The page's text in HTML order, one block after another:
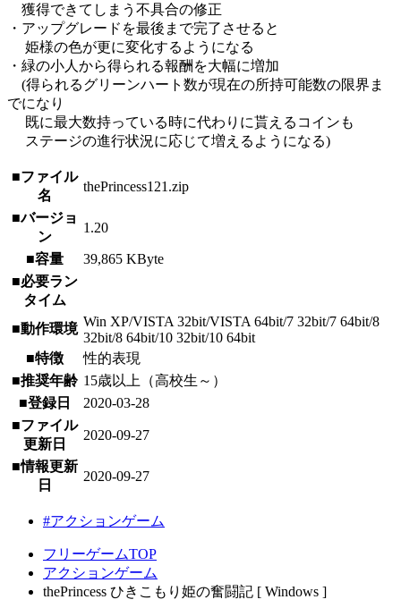
獲得できてしまう不具合の修正
・アップグレードを最後まで完了させると
姫様の色が更に変化するようになる
・緑の小人から得られる報酬を大幅に増加
(得られるグリーンハート数が現在の所持可能数の限界ま
でになり
既に最大数持っている時に代わりに貰えるコインも
ステージの進行状況に応じて増えるようになる)
■ファイル
名
thePrincess121.zip
■バージョ
ン
1.20
■容量
39,865 KByte
■必要ラン
タイム
■動作環境 Win XP/VISTA 32bit/VISTA 64bit/7 32bit/7 64bit/8
32bit/8 64bit/10 32bit/10 64bit
■特徴
性的表現
■推奨年齢 15歳以上（高校生～）
■登録日
2020-03-28
■ファイル
更新日
2020-09-27
■情報更新
日
2020-09-27
#アクションゲーム
フリーゲームTOP
アクションゲーム
thePrincess ひきこもり姫の奮闘記 [ Windows ]